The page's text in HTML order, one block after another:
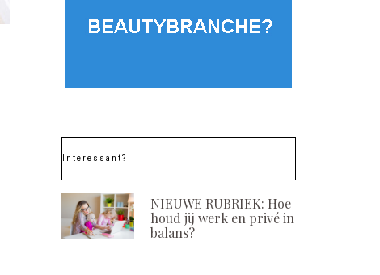
Interessant?
NIEUWE RUBRIEK: Hoe
houd jij werk en privé in
balans?